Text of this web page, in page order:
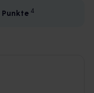
Punkte 4